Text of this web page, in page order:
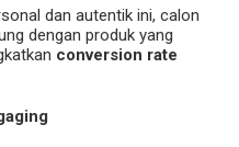
dan autentik ini, calon
dengan produk yang
conversion rate